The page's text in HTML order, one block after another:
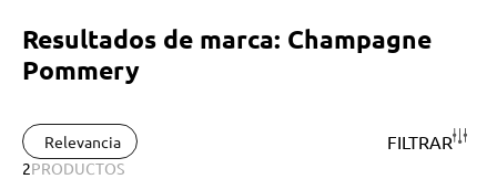
Resultados de marca: Champagne
Pommery
Relevancia FILTRAR
2PRODUCTOS